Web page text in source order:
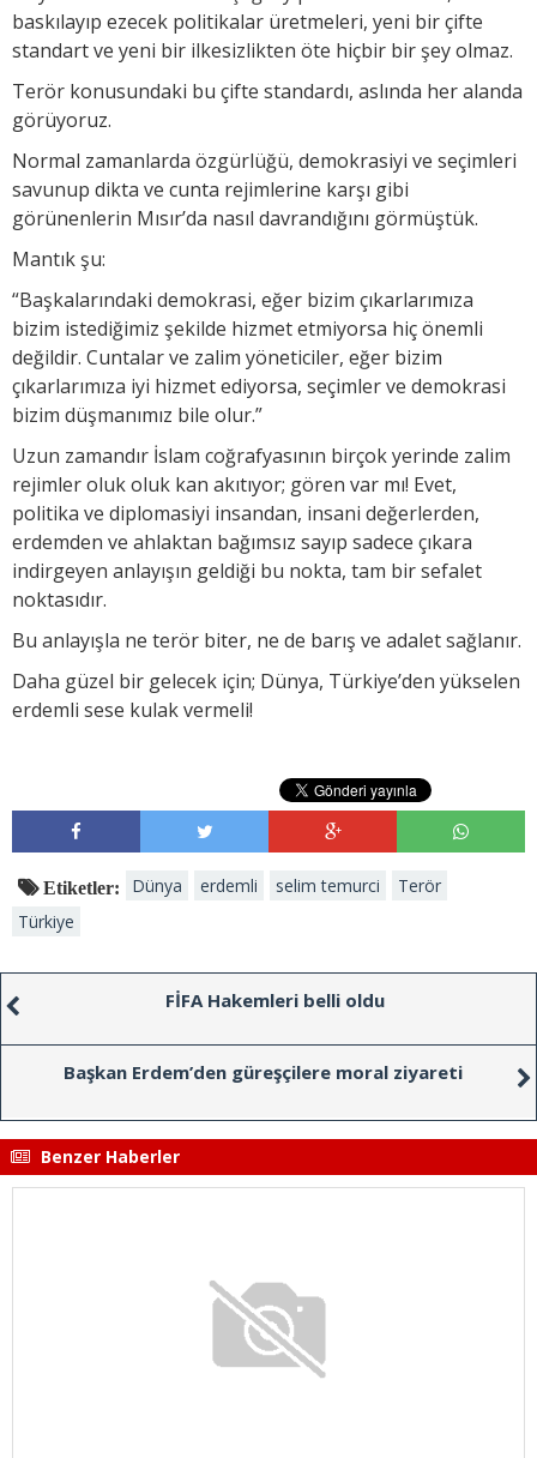
baskılayıp ezecek politikalar üretmeleri, yeni bir çifte
standart ve yeni bir ilkesizlikten öte hiçbir bir şey olmaz.
Terör konusundaki bu çifte standardı, aslında her alanda
görüyoruz.
Normal zamanlarda özgürlüğü, demokrasiyi ve seçimleri
savunup dikta ve cunta rejimlerine karşı gibi
görünenlerin Mısır’da nasıl davrandığını görmüştük.
Mantık şu:
“Başkalarındaki demokrasi, eğer bizim çıkarlarımıza
bizim istediğimiz şekilde hizmet etmiyorsa hiç önemli
değildir. Cuntalar ve zalim yöneticiler, eğer bizim
çıkarlarımıza iyi hizmet ediyorsa, seçimler ve demokrasi
bizim düşmanımız bile olur.”
Uzun zamandır İslam coğrafyasının birçok yerinde zalim
rejimler oluk oluk kan akıtıyor; gören var mı! Evet,
politika ve diplomasiyi insandan, insani değerlerden,
erdemden ve ahlaktan bağımsız sayıp sadece çıkara
indirgeyen anlayışın geldiği bu nokta, tam bir sefalet
noktasıdır.
Bu anlayışla ne terör biter, ne de barış ve adalet sağlanır.
Daha güzel bir gelecek için; Dünya, Türkiye’den yükselen
erdemli sese kulak vermeli!
Etiketler: Dünya erdemli selim temurci
Terör
Türkiye
FİFA Hakemleri belli oldu
Başkan Erdem’den güreşçilere moral ziyareti
Benzer Haberler